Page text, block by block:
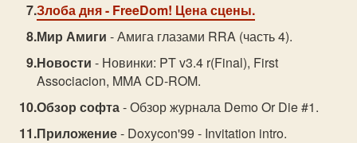
Злоба дня- FreeDom! Цена сцены.
Мир Амиги - Амига глазами RRA (часть 4).
Новости - Новинки: PT v3.4 r(Final), First
Associacion, MMA CD-ROM.
Обзор софта- Обзор журнала Demo Or Die #1.
Приложение- Doxycon'99 - Invitation intro.